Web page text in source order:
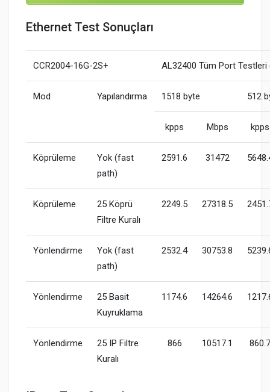
Ethernet Test Sonuçları
CCR2004-16G-2S+ AL32400 Tüm Port Testleri
Mod Yapılandırma 1518 byte 512
kpps Mbps kpps
Köprüleme
Yok (fast
path)
2591.6 31472
Köprüleme
25 Köprü
Filtre Kuralı
2249.5 27318.5
Yönlendirme
Yok (fast
path)
2532.4 30753.8
Yönlendirme
25 Basit
Kuyruklama
1174.6 14264.6
Yönlendirme
25 IP Filtre
Kuralı
866 10517.1 860.7